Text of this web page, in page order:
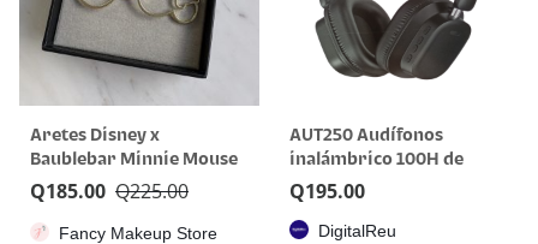
Aretes Disney x
Baublebar Minnie Mouse
Dorados
Q225.00
Q185.00
Fancy Makeup Store
AUT250 Audífonos
inalámbrico 100H de
reproducción 1 HORA
Q195.00
DigitalReu